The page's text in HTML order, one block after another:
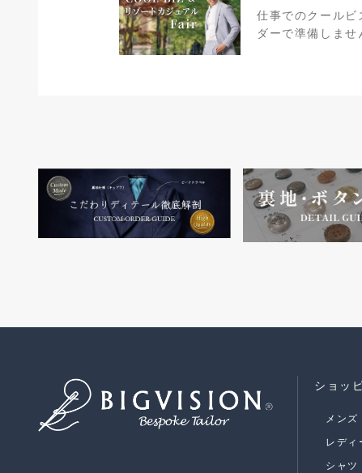
仕事でのクール
ダーで準備しませ
ショッ
メンズ
レディ
シャツ